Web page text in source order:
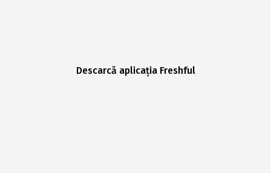
Descarcă aplicația Freshful